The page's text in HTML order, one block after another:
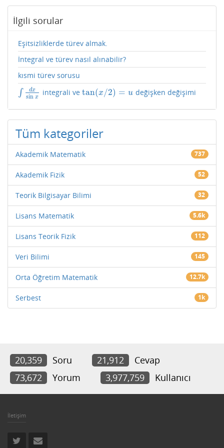
İlgili sorular
Eşitsizliklerde türev almak.
İntegral ve türev nasıl alınabilir?
kısmi türev sorusu
∫ dx
sin x
∫d xsinx integrali vetan(x/2) = u
tan(x/2)=u değişken değişimi
Tüm kategoriler
Akademik Matematik 737
Akademik Fizik 52
Teorik Bilgisayar Bilimi 32
Lisans Matematik 5.6k
Lisans Teorik Fizik 112
Veri Bilimi 145
Orta Öğretim Matematik 12.7k
Serbest 1k
20,359 Soru 21,912
Cevap
73,672
Yorum 3,977,759 Kullanıcı
İletişim